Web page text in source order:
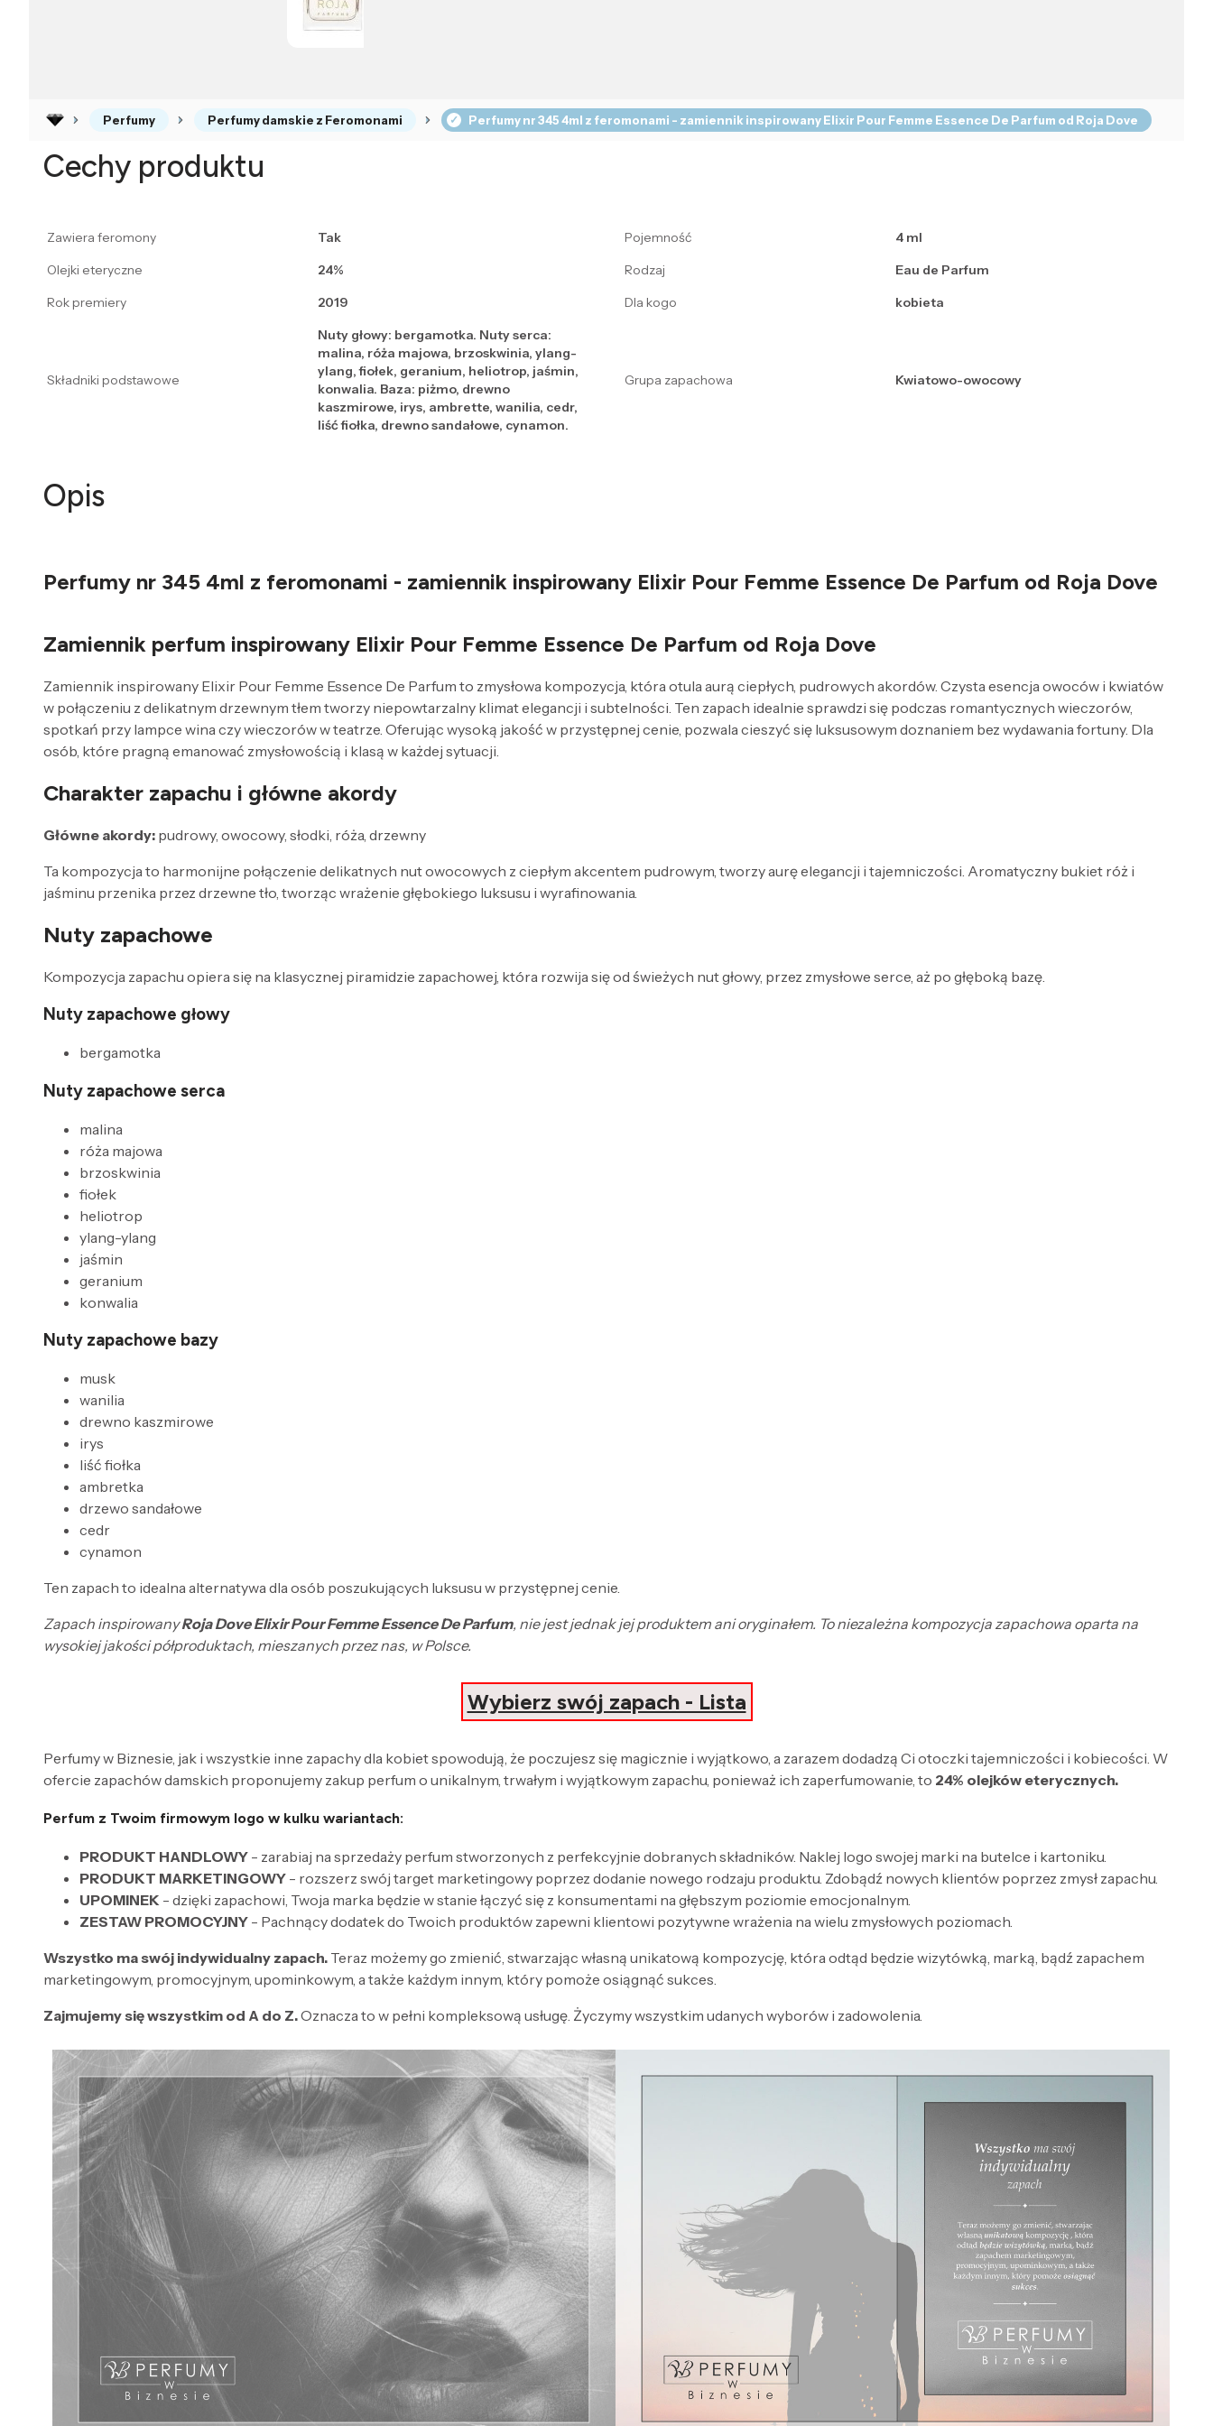
Perfumy Perfumy damskie z Feromonami Perfumy nr 345 4ml z feromonami - zamiennik inspirowany Elixir Pour Femme Essence De Parfum od Roja Dove
Cechy produktu
Zawiera feromony Tak Pojemność
4 ml
Olejki eteryczne
24% Rodzaj
Eau de Parfum
Rok premiery
2019 Dla kogo kobieta
Składniki podstawowe
Nuty głowy: bergamotka. Nuty serca:
malina, róża majowa, brzoskwinia, ylang-
ylang, fiołek, geranium, heliotrop, jaśmin,
konwalia. Baza: piżmo, drewno
kaszmirowe, irys, ambrette, wanilia, cedr,
liść fiołka, drewno sandałowe, cynamon.
Grupa zapachowa Kwiatowo-owocowy
Opis
Perfumy nr 345 4ml z feromonami - zamiennik inspirowany Elixir Pour Femme Essence De Parfum od Roja Dove
Zamiennik perfum inspirowany Elixir Pour Femme Essence De Parfum od Roja Dove
Zamiennik inspirowany Elixir Pour Femme Essence De Parfum to zmysłowa kompozycja, która otula aurą ciepłych, pudrowych akordów. Czysta esencja owoców i kwiatów
w połączeniu z delikatnym drzewnym tłem tworzy niepowtarzalny klimat elegancji i subtelności. Ten zapach idealnie sprawdzi się podczas romantycznych wieczorów,
spotkań przy lampce wina czy wieczorów w teatrze. Oferując wysoką jakość w przystępnej cenie, pozwala cieszyć się luksusowym doznaniem bez wydawania fortuny. Dla
osób, które pragną emanować zmysłowością i klasą w każdej sytuacji.
Charakter zapachu i główne akordy
Główne akordy: pudrowy, owocowy, słodki, róża, drzewny
Ta kompozycja to harmonijne połączenie delikatnych nut owocowych z ciepłym akcentem pudrowym, tworzy aurę elegancji i tajemniczości. Aromatyczny bukiet róż i
jaśminu przenika przez drzewne tło, tworząc wrażenie głębokiego luksusu i wyrafinowania.
Nuty zapachowe
Kompozycja zapachu opiera się na klasycznej piramidzie zapachowej, która rozwija się od świeżych nut głowy, przez zmysłowe serce, aż po głęboką bazę.
Nuty zapachowe głowy
bergamotka
Nuty zapachowe serca
malina
róża majowa
brzoskwinia
fiołek
heliotrop
ylang-ylang
jaśmin
geranium
konwalia
Nuty zapachowe bazy
musk
wanilia
drewno kaszmirowe
irys
liść fiołka
ambretka
drzewo sandałowe
cedr
cynamon
Ten zapach to idealna alternatywa dla osób poszukujących luksusu w przystępnej cenie.
Zapach inspirowanyRoja Dove Elixir Pour Femme Essence De Parfum, nie jest jednak jej produktem ani oryginałem. To niezależna kompozycja zapachowa oparta na
wysokiej jakości półproduktach, mieszanych przez nas, w Polsce.
Wybierz swój zapach - Lista
Perfumy w Biznesie, jak i wszystkie inne zapachy dla kobiet spowodują, że poczujesz się magicznie i wyjątkowo, a zarazem dodadzą Ci otoczki tajemniczości i kobiecości. W
ofercie zapachów damskich proponujemy zakup perfum o unikalnym, trwałym i wyjątkowym zapachu, ponieważ ich zaperfumowanie, to 24% olejków eterycznych.
Perfum z Twoim firmowym logo w kulku wariantach:
PRODUKT HANDLOWY - zarabiaj na sprzedaży perfum stworzonych z perfekcyjnie dobranych składników. Naklej logo swojej marki na butelce i kartoniku.
PRODUKT MARKETINGOWY - rozszerz swój target marketingowy poprzez dodanie nowego rodzaju produktu. Zdobądź nowych klientów poprzez zmysł zapachu.
UPOMINEK - dzięki zapachowi, Twoja marka będzie w stanie łączyć się z konsumentami na głębszym poziomie emocjonalnym.
ZESTAW PROMOCYJNY - Pachnący dodatek do Twoich produktów zapewni klientowi pozytywne wrażenia na wielu zmysłowych poziomach.
Wszystko ma swój indywidualny zapach. Teraz możemy go zmienić, stwarzając własną unikatową kompozycję, która odtąd będzie wizytówką, marką, bądź zapachem
marketingowym, promocyjnym, upominkowym, a także każdym innym, który pomoże osiągnąć sukces.
Zajmujemy się wszystkim od A do Z.Oznacza to w pełni kompleksową usługę. Życzymy wszystkim udanych wyborów i zadowolenia.